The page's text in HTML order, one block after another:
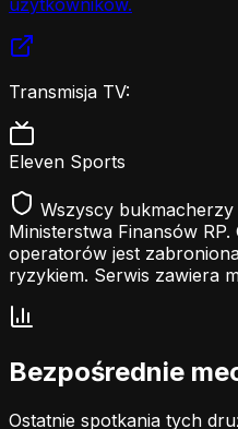
Transmisja TV:
Eleven Sports
Wszyscy bukmacherzy
Ministerstwa Finansów
operatorów jest
ryzykiem. Serwis zawiera
Bezpośrednie
Ostatnie spotkania tych